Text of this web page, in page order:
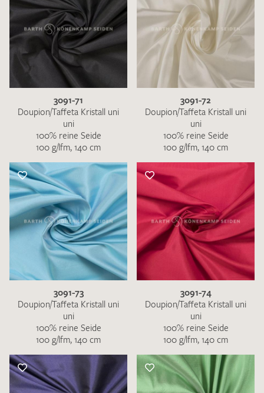
Ich bin damit einverstanden, dass meine angegebenen Daten
zur Beantwortung meiner Musteranfrage genutzt werden.
DieDatenschutzbestimmungenhabe ich zur Kenntnis
genommen und akzeptiere diese.
3091-71
Doupion/Taffeta Kristall uni
uni
100% reine Seide
100 g/lfm, 140 cm
3091-72
Doupion/Taffeta Kristall uni
uni
100% reine Seide
100 g/lfm, 140 cm
3091-73
Doupion/Taffeta Kristall uni
uni
100% reine Seide
100 g/lfm, 140 cm
3091-74
Doupion/Taffeta Kristall uni
uni
100% reine Seide
100 g/lfm, 140 cm